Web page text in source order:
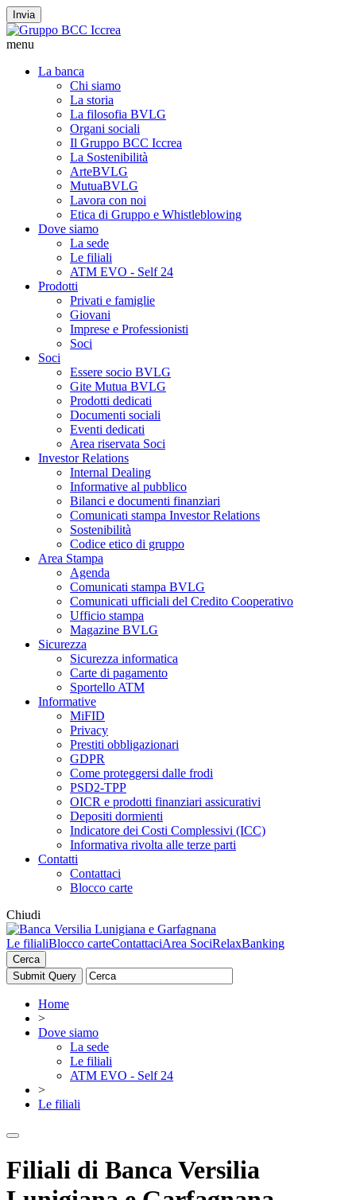
Invia
menu
La banca
Chi siamo
La storia
La filosofia BVLG
Organi sociali
Il Gruppo BCC Iccrea
La Sostenibilità
ArteBVLG
MutuaBVLG
Lavora con noi
Etica di Gruppo e Whistleblowing
Dove siamo
La sede
Le filiali
ATM EVO - Self 24
Prodotti
Privati e famiglie
Giovani
Imprese e Professionisti
Soci
Soci
Essere socio BVLG
Gite Mutua BVLG
Prodotti dedicati
Documenti sociali
Eventi dedicati
Area riservata Soci
Investor Relations
Internal Dealing
Informative al pubblico
Bilanci e documenti finanziari
Comunicati stampa Investor Relations
Sostenibilità
Codice etico di gruppo
Area Stampa
Agenda
Comunicati stampa BVLG
Comunicati ufficiali del Credito Cooperativo
Ufficio stampa
Magazine BVLG
Sicurezza
Sicurezza informatica
Carte di pagamento
Sportello ATM
Informative
MiFID
Privacy
Prestiti obbligazionari
GDPR
Come proteggersi dalle frodi
PSD2-TPP
OICR e prodotti finanziari assicurativi
Depositi dormienti
Indicatore dei Costi Complessivi (ICC)
Informativa rivolta alle terze parti
Contatti
Contattaci
Blocco carte
Chiudi
Le filialiBlocco carteContattaciArea SociRelaxBanking
Cerca
Home
>
Dove siamo
La sede
Le filiali
ATM EVO - Self 24
>
Le filiali
Filiali di Banca Versilia